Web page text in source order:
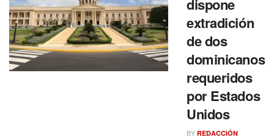
dispone
extradición
de dos
dominicanos
requeridos
por Estados
Unidos
BY REDACCIÓN